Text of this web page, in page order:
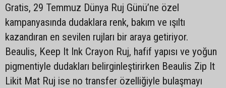
Gratis, 29 Temmuz Dünya Ruj Günü’ne özel
kampanyasında dudaklara renk, bakım ve ışıltı
kazandıran en sevilen rujları bir araya getiriyor.
Beaulis, Keep It Ink Crayon Ruj, hafif yapısı ve yoğun
pigmentiyle dudakları belirginleştirirken Beaulis Zip It
Likit Mat Ruj ise no transfer özelliğiyle bulaşmayı